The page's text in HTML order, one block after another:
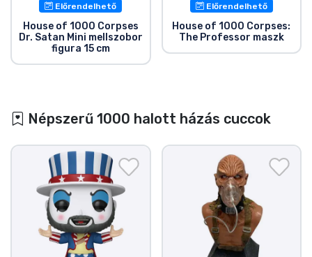
Előrendelhető
House of 1000 Corpses
Dr. Satan Mini mellszobor
figura 15 cm
Előrendelhető
House of 1000 Corpses:
The Professor maszk
Népszerű 1000 halott házás cuccok